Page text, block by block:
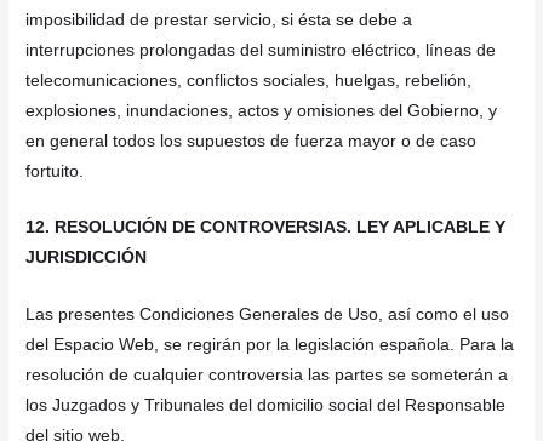
imposibilidad de prestar servicio, si ésta se debe a
interrupciones prolongadas del suministro eléctrico, líneas de
telecomunicaciones, conflictos sociales, huelgas, rebelión,
explosiones, inundaciones, actos y omisiones del Gobierno, y
en general todos los supuestos de fuerza mayor o de caso
fortuito.
12. RESOLUCIÓN DE CONTROVERSIAS. LEY APLICABLE Y
JURISDICCIÓN
Las presentes Condiciones Generales de Uso, así como el uso
del Espacio Web, se regirán por la legislación española. Para la
resolución de cualquier controversia las partes se someterán a
los Juzgados y Tribunales del domicilio social del Responsable
del sitio web.